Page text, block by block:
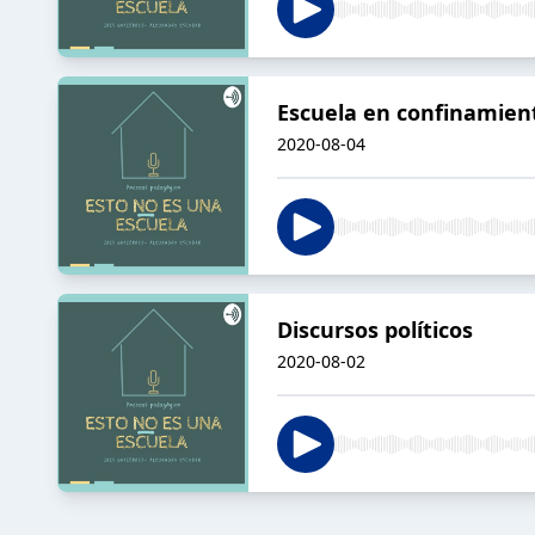
Escuela en
2020-08-04
Discursos políticos
2020-08-02